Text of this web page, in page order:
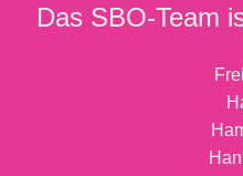
Das SBO-Team